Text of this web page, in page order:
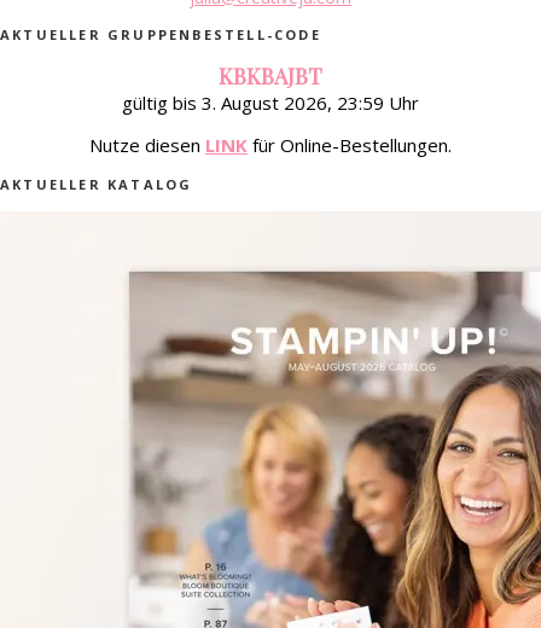
AKTUELLER GRUPPENBESTELL-CODE
KBKBAJBT
gültig bis 3. August 2026, 23:59 Uhr
Nutze diesen LINK für Online-Bestellungen.
AKTUELLER KATALOG